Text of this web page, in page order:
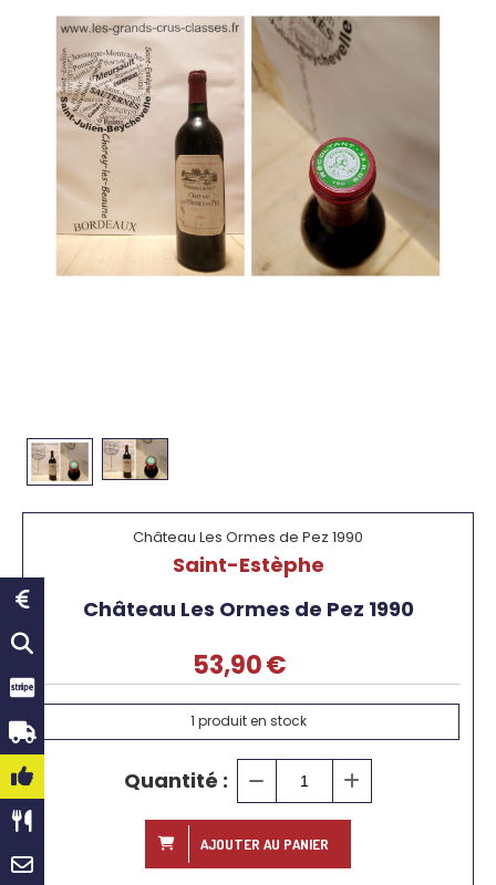
Château Les Ormes de Pez 1990
Saint-Estèphe
Château Les Ormes de Pez 1990
53,90€
1 produit en stock
Quantité :
AJOUTER AU PANIER